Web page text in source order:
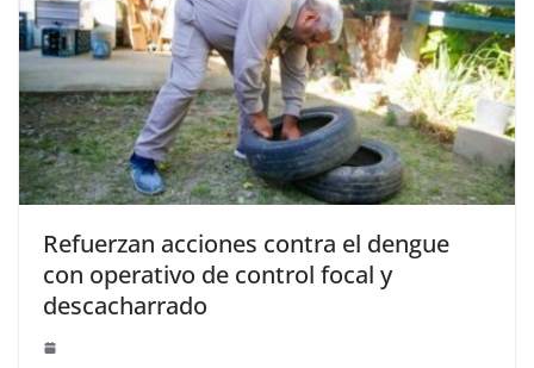
Refuerzan acciones contra el dengue
con operativo de control focal y
descacharrado